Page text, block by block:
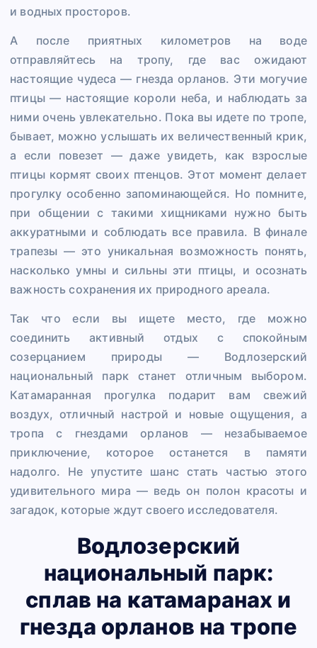
и водных просторов.
А после приятных километров на воде
отправляйтесь на тропу, где вас ожидают
настоящие чудеса — гнезда орланов. Эти могучие
птицы — настоящие короли неба, и наблюдать за
ними очень увлекательно. Пока вы идете по тропе,
бывает, можно услышать их величественный крик,
а если повезет — даже увидеть, как взрослые
птицы кормят своих птенцов. Этот момент делает
прогулку особенно запоминающейся. Но помните,
при общении с такими хищниками нужно быть
аккуратными и соблюдать все правила. В финале
трапезы — это уникальная возможность понять,
насколько умны и сильны эти птицы, и осознать
важность сохранения их природного ареала.
Так что если вы ищете место, где можно
соединить активный отдых с спокойным
созерцанием природы — Водлозерский
национальный парк станет отличным выбором.
Катамаранная прогулка подарит вам свежий
воздух, отличный настрой и новые ощущения, а
тропа с гнездами орланов — незабываемое
приключение, которое останется в памяти
надолго. Не упустите шанс стать частью этого
удивительного мира — ведь он полон красоты и
загадок, которые ждут своего исследователя.
Водлозерский
национальный парк:
сплав на катамаранах и
гнезда орланов на тропе